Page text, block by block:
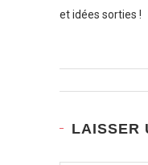
et idées sorties !
LAISSER